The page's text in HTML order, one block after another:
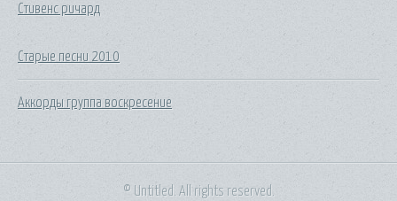
Стивенс ричард
Старые песни 2010
Аккорды группа воскресение
© Untitled. All rights reserved.